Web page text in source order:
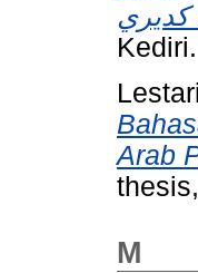
Kediri.
Arab
M